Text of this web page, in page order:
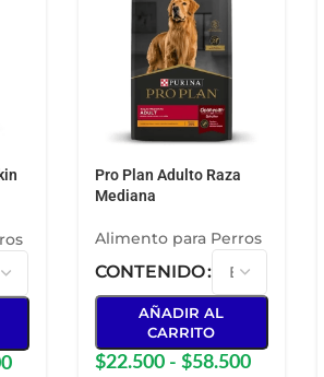
Pro Plan Adulto Raza
Mediana
Alimento para Perros
CONTENIDO
AÑADIR AL
CARRITO
$22.500 - $58.500